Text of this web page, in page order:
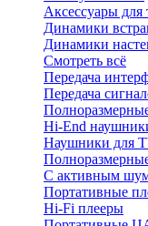
Аксессуары для
Динамики
Динамики
Смотреть всё
Передача
Передача
Hi-End
Наушники для
С активным
Портативные
Hi-Fi плееры